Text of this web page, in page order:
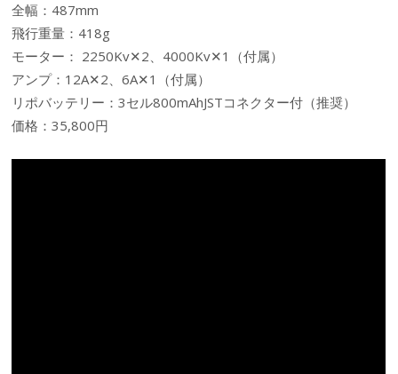
全幅：487mm
飛行重量：418g
モーター： 2250Kv✕2、4000Kv✕1（付属）
アンプ：12A✕2、6A✕1（付属）
リポバッテリー：3セル800mAhJSTコネクター付（推奨）
価格：35,800円